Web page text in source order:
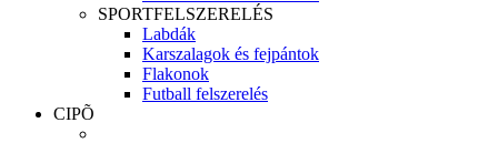
SPORTFELSZERELÉS
Labdák
Karszalagok és fejpántok
Flakonok
Futball felszerelés
CIPÕ